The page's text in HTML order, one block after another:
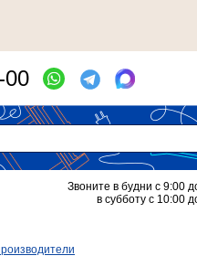
00
Звоните в будни с 9:00
в субботу с 10:00